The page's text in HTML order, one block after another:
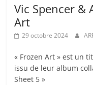
Vic Spencer &
Art
29 octobre 2024
« Frozen Art » est un
issu de leur album
Sheet 5 »